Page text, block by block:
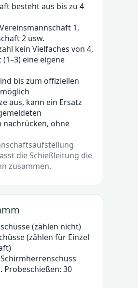
besteht aus bis zu 4
1,
2 usw.
kein Vielfaches von 4,
eine eigene
bis zum offiziellen
aus, kann ein Ersatz
nachrücken, ohne
die Schießleitung die
zusammen.
(zählen nicht)
(zählen für Einzel
Probeschießen: 30